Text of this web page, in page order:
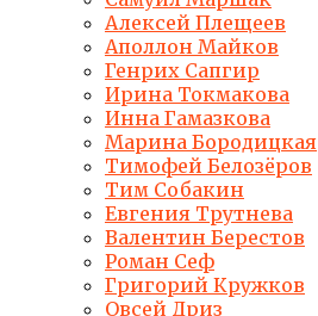
Алексей Плещеев
Аполлон Майков
Генрих Сапгир
Ирина Токмакова
Инна Гамазкова
Марина Бородицкая
Тимофей Белозёров
Тим Собакин
Евгения Трутнева
Валентин Берестов
Роман Сеф
Григорий Кружков
Овсей Дриз